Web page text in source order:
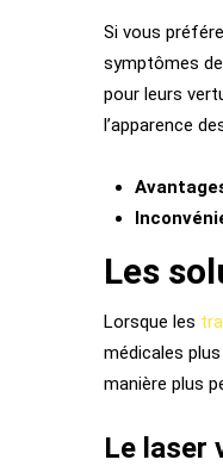
Si vous
symptômes
pour leurs
l’apparence
Les
Lorsque les
médicales
manière plus
Le laser